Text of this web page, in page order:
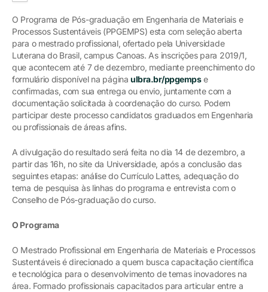
O Programa de Pós-graduação em Engenharia de Materiais e
Processos Sustentáveis (PPGEMPS) esta com seleção aberta
para o mestrado profissional, ofertado pela Universidade
Luterana do Brasil, campus Canoas. As inscrições para 2019/1,
que acontecem até 7 de dezembro, mediante preenchimento do
formulário disponível na páginaulbra.br/ppgempse
confirmadas, com sua entrega ou envio, juntamente com a
documentação solicitada à coordenação do curso. Podem
participar deste processo candidatos graduados em Engenharia
ou profissionais de áreas afins.
A divulgação do resultado será feita no dia 14 de dezembro, a
partir das 16h, no site da Universidade, após a conclusão das
seguintes etapas: análise do Currículo Lattes, adequação do
tema de pesquisa às linhas do programa e entrevista com o
Conselho de Pós-graduação do curso.
O Programa
O Mestrado Profissional em Engenharia de Materiais e Processos
Sustentáveis é direcionado a quem busca capacitação científica
e tecnológica para o desenvolvimento de temas inovadores na
área. Formado profissionais capacitados para articular entre a